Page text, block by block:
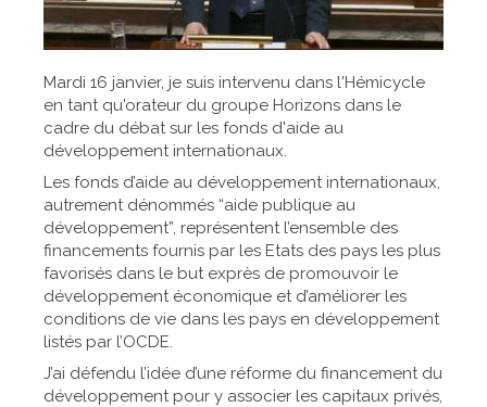
Mardi 16 janvier, je suis intervenu dans l'Hémicycle
en tant qu'orateur du groupe Horizons dans le
cadre du débat sur les fonds d'aide au
développement internationaux.
Les fonds d’aide au développement internationaux,
autrement dénommés “aide publique au
développement”, représentent l’ensemble des
financements fournis par les Etats des pays les plus
favorisés dans le but exprès de promouvoir le
développement économique et d’améliorer les
conditions de vie dans les pays en développement
listés par l’OCDE.
J’ai défendu l’idée d’une réforme du financement du
développement pour y associer les capitaux privés,